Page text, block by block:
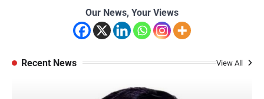
Our News, Your Views
Recent News View All